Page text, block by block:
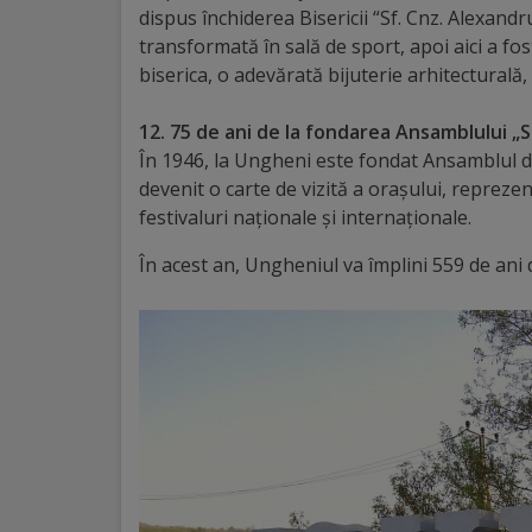
Galerii
Administrație
Primărie
Primar
primăriei
dispus închiderea Bisericii “Sf. Cnz.
transformată în sală de sport, apoi aici a
biserica, o adevărată bijuterie
12. 75 de ani de la fondarea Ansamblului
În 1946, la Ungheni este fondat Ansamblul
devenit o carte de vizită a orașului,
festivaluri naționale și internaționale.
În acest an, Ungheniul va împlini 559 de